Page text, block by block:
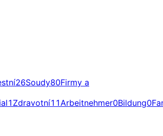
26Soudy80Firmy a
1 Zdravotní11Arbeitnehmer0Bildung0